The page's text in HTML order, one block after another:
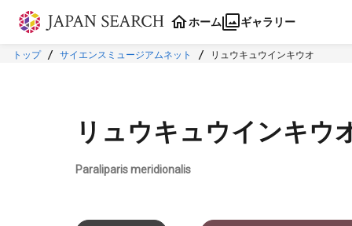
本文に飛ぶ
ホーム ギャラリー
トップ サイエンスミュージアムネット リュウキュウインキウオ
リュウキュウインキウ
Paraliparis meridionalis